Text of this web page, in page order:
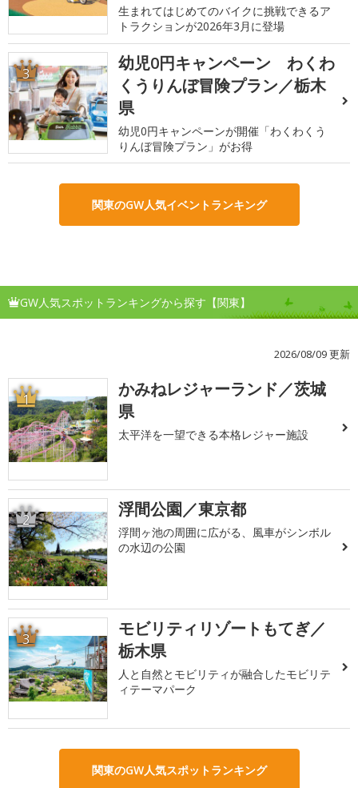
生まれてはじめてのバイクに挑戦できるア
トラクションが2026年3月に登場
3
幼児0円キャンペーン わくわ
くうりんぼ冒険プラン／栃木
県
幼児0円キャンペーンが開催「わくわくう
りんぼ冒険プラン」がお得
関東のGW人気イベントランキング
GW人気スポットランキングから探す【関東】
2026/08/09 更新
1
かみねレジャーランド／茨城
県
太平洋を一望できる本格レジャー施設
2 浮間公園／東京都
浮間ヶ池の周囲に広がる、風車がシンボル
の水辺の公園
3
モビリティリゾートもてぎ／
栃木県
人と自然とモビリティが融合したモビリテ
ィテーマパーク
関東のGW人気スポットランキング